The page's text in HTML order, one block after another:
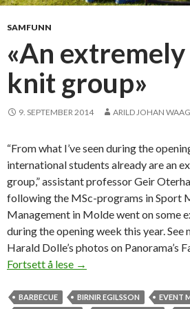
SAMFUNN
«An extremely
knit group»
9. SEPTEMBER 2014 ARILD JOHAN
“From what I’ve seen during the
international students already are an
group,” assistant professor Geir
following the MSc-programs in Sport
Management in Molde went on some
during the opening week this year.
Harald Dolle’s photos on Panorama’s
Fortsett å lese «
n
→
BARBECUE BIRNIR EGILSSON
EVENT